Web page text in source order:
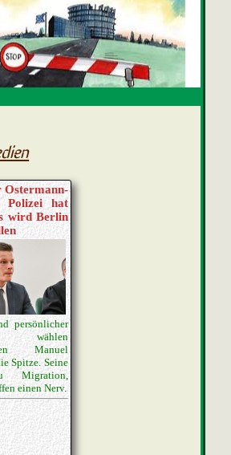
Ostermann-
hat
wird Berlin
persönlicher
wählen
Manuel
Spitze. Seine
Migration,
einen Nerv.